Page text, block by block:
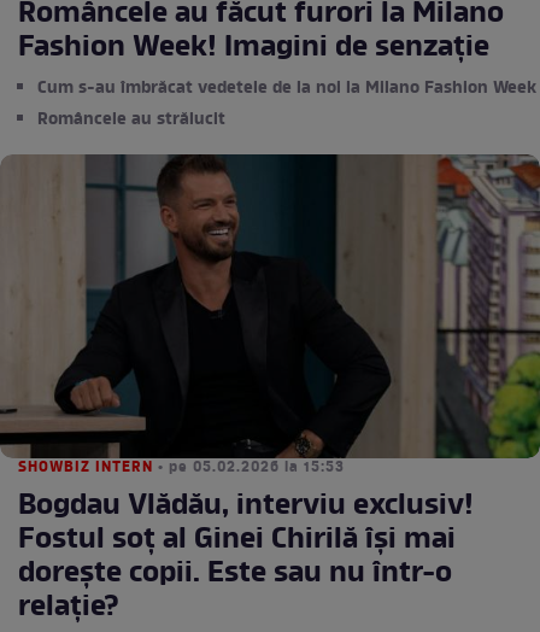
Româncele au făcut furori la Milano
Fashion Week! Imagini de senzație
Cum s-au îmbrăcat vedetele de la noi la Milano Fashion Week
Româncele au strălucit
SHOWBIZ INTERN • pe 05.02.2026 la 15:53
Bogdau Vlădău, interviu exclusiv!
Fostul soț al Ginei Chirilă își mai
dorește copii. Este sau nu într-o
relație?